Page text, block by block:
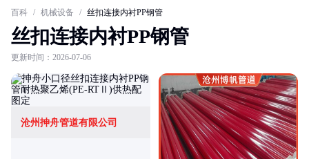
百科 / 机械设备 / 丝扣连接内衬PP钢管
丝扣连接内衬PP钢管
更新时间：2026-07-06
沧州抻舟管道有限公司